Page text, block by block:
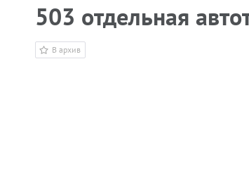
503 отдельная
В архив